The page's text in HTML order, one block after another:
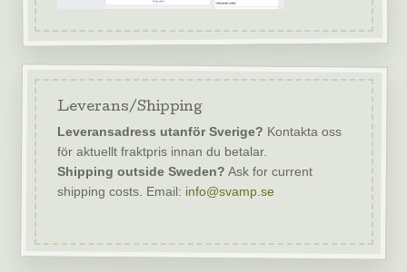
Leverans/Shipping
Leveransadress utanför Sverige? Kontakta oss
för aktuellt fraktpris innan du betalar.
Shipping outside Sweden? Ask for current
shipping costs. Email: info@svamp.se